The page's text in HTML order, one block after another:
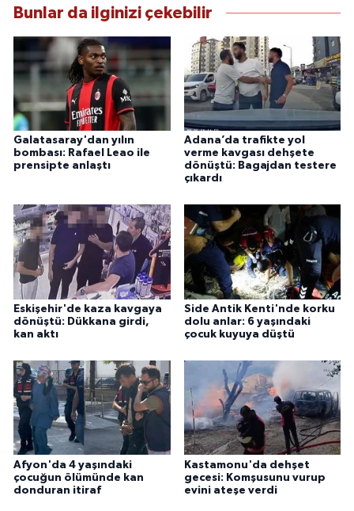
Bunlar da ilginizi çekebilir
Galatasaray'dan yılın
bombası: Rafael Leao ile
prensipte anlaştı
Adana’da trafikte yol
verme kavgası dehşete
dönüştü: Bagajdan testere
çıkardı
Eskişehir'de kaza kavgaya
dönüştü: Dükkana girdi,
kan aktı
Side Antik Kenti'nde korku
dolu anlar: 6 yaşındaki
çocuk kuyuya düştü
Afyon'da 4 yaşındaki
çocuğun ölümünde kan
donduran itiraf
Kastamonu'da dehşet
gecesi: Komşusunu vurup
evini ateşe verdi